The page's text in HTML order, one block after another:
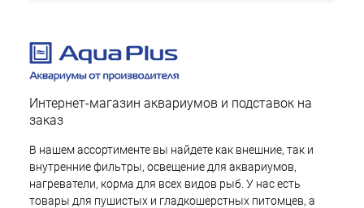
Интернет-магазин аквариумов и подставок на
заказ
В нашем ассортименте вы найдете как внешние, так и
внутренние фильтры, освещение для аквариумов,
нагреватели, корма для всех видов рыб. У нас есть
товары для пушистых и гладкошерстных питомцев, а